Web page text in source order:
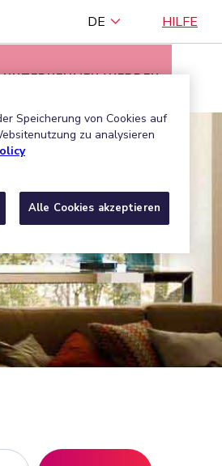
DE HILFE
WERDEN
Speicherung von Cookies auf
zu analysieren
Alle Cookies akzeptieren